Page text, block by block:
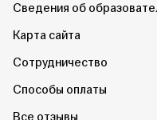
Сведения об
Карта сайта
Сотрудничество
Способы оплаты